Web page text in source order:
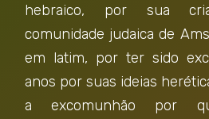
hebraico, por sua
comunidade judaica de
em latim, por ter sido
anos por suas ideias
a excomunhão por